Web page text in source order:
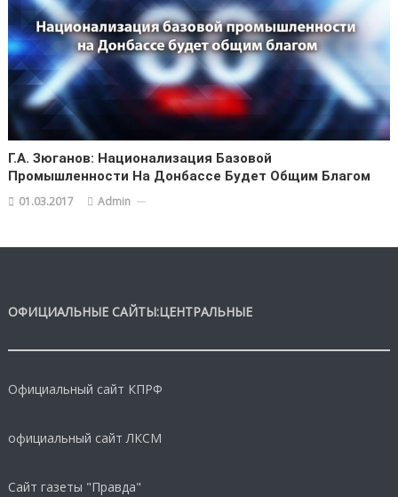
Г.А. Зюганов: Национализация Базовой
Промышленности На Донбассе Будет Общим Благом
01.03.2017 Admin
ОФИЦИАЛЬНЫЕ САЙТЫ:ЦЕНТРАЛЬНЫЕ
Официальный сайт КПРФ
официальный сайт ЛКСМ
Сайт газеты "Правда"